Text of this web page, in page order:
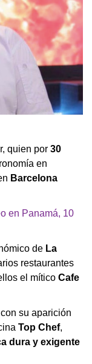
r, quien por 30
en
Barcelona
en Panamá, 10
de La
restaurantes
el mítico Cafe
su aparición
Top Chef,
dura y exigente